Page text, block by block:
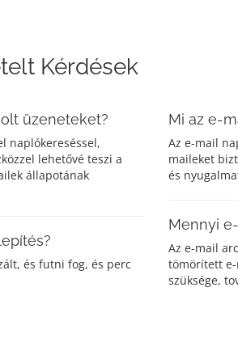
Kérdések
üzeneteket?
naplókereséssel,
lehetővé teszi a
állapotának
és futni fog, és perc
Mi az e-
Az e-mail
maileket
és
Mennyi
Az e-mail
tömörített
szüksége,